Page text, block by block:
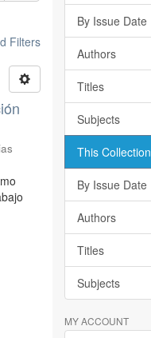
Filters
By Issue Date
Authors
Titles
Subjects
This Collection
By Issue Date
Authors
Titles
Subjects
MY ACCOUNT